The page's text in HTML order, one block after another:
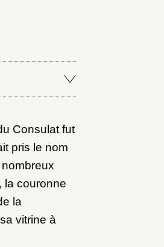
Consulat fut
pris le nom
la couronne
la
vitrine à